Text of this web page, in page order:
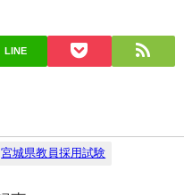
LINE
宮城県教員採用試験